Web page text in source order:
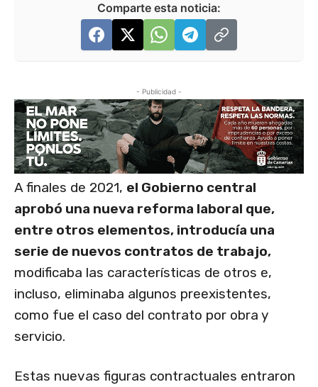
Comparte esta noticia:
- Publicidad -
A finales de 2021, el Gobierno central
aprobó una nueva reforma laboral que,
entre otros elementos, introducía una
serie de nuevos contratos de trabajo,
modificaba las características de otros e,
incluso, eliminaba algunos preexistentes,
como fue el caso del contrato por obra y
servicio.
Estas nuevas figuras contractuales entraron